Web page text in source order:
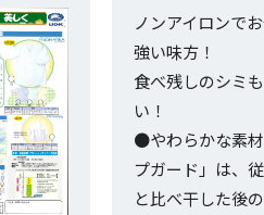
ノンアイロンで
強い味方！
食べ残しのシミ
い！
●やわらかな素
プガード」は、
と比べ干した後